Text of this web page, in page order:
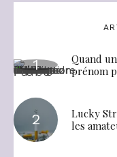
Quand
prénom
Lucky
les